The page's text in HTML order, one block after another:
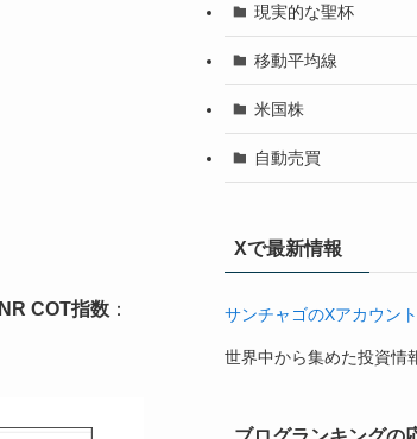
NR COT指数 ：
現実的な聖杯
移動平均線
米国株
自動売買
Xで最新情報
サンチャゴのXアカウント
世界中から集めた投資情